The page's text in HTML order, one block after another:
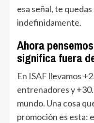
esa señal, te
indefinidamente.
Ahora
significa fuera
En ISAF llevamos
entrenadores y
mundo. Una cosa
promoción es esta: